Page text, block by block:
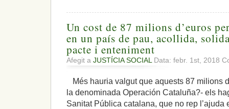
Un cost de 87 milions d’euros
en un país de pau, acollida,
pacte i enteniment
Afegit a JUSTÍCIA SOCIAL Data: febr. 1st, 2018
Més hauria valgut que aquests 87 milions
la denominada Operación Cataluña?- els
Sanitat Pública catalana, que no rep